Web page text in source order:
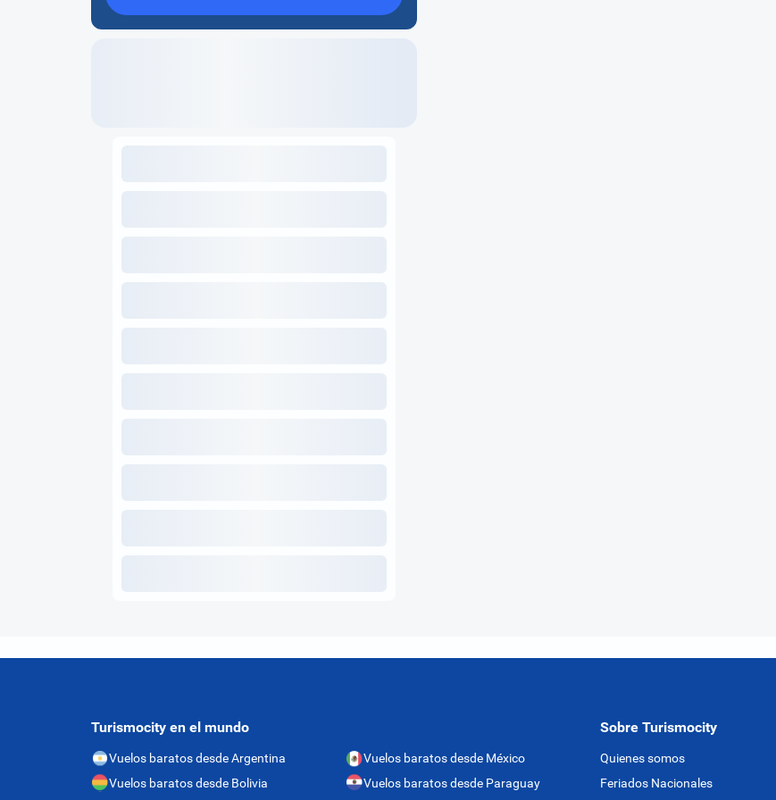
Turismocity en el mundo
Vuelos baratos desde Argentina
Vuelos baratos desde Bolivia
Vuelos baratos desde México
Vuelos baratos desde Paraguay
Sobre Turismocity
Quienes somos
Feriados Nacionales